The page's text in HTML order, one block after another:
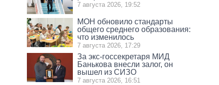
7 августа 2026, 19:52
МОН обновило стандарты
общего среднего образования:
что изменилось
7 августа 2026, 17:29
За экс-госсекретаря МИД
Банькова внесли залог, он
вышел из СИЗО
7 августа 2026, 16:51